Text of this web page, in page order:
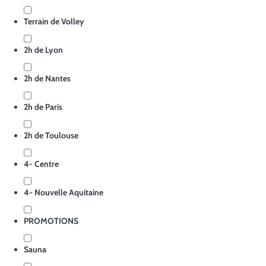
Terrain de Volley
2h de Lyon
2h de Nantes
2h de Paris
2h de Toulouse
4- Centre
4- Nouvelle Aquitaine
PROMOTIONS
Sauna